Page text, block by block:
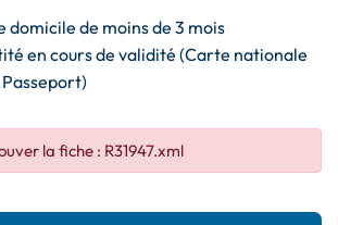
domicile de moins de 3 mois
en cours de validité (Carte nationale
la fiche : R31947.xml